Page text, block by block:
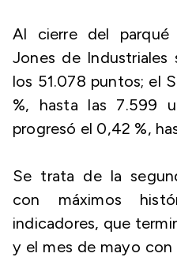
Al cierre del
Jones de
los 51.078 puntos; el
%, hasta las 7.599
progresó el 0,42 %,
Se trata de la
con máximos
indicadores, que
y el mes de mayo con